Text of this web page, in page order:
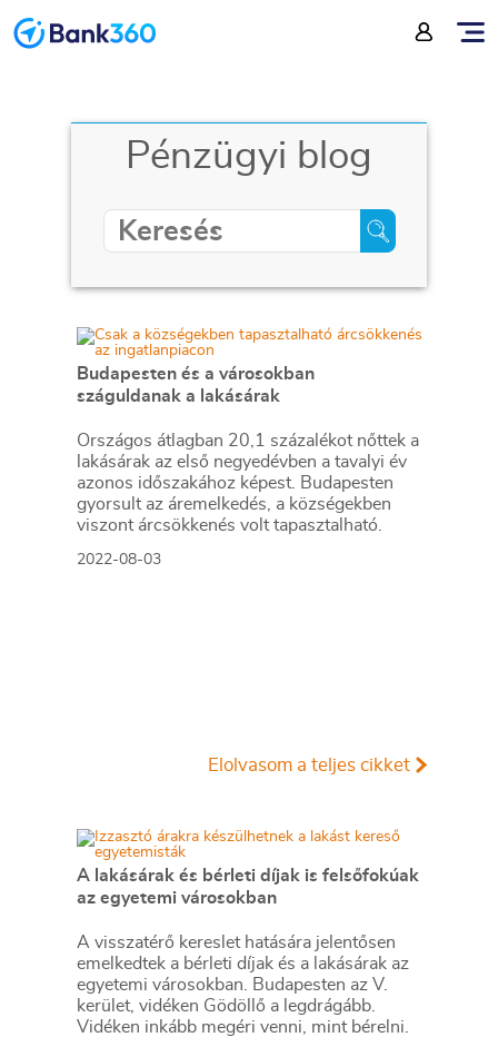
Budapesten és a városokban
száguldanak a lakásárak
Országos átlagban 20,1 százalékot nőttek a
lakásárak az első negyedévben a tavalyi év
azonos időszakához képest. Budapesten
gyorsult az áremelkedés, a községekben
viszont árcsökkenés volt tapasztalható.
2022-08-03
Elolvasom a teljes cikket
A lakásárak és bérleti díjak is felsőfokúak
az egyetemi városokban
A visszatérő kereslet hatására jelentősen
emelkedtek a bérleti díjak és a lakásárak az
egyetemi városokban. Budapesten az V.
kerület, vidéken Gödöllő a legdrágább.
Vidéken inkább megéri venni, mint bérelni.
Pénzügyi blog